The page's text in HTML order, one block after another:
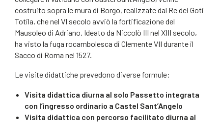
costruito sopra le mura di Borgo, realizzate dal Re dei Goti
Totila, che nel VI secolo avviò la fortificazione del
Mausoleo di Adriano. Ideato da Niccolò III nel XIII secolo,
ha visto la fuga rocambolesca di Clemente VII durante il
Sacco di Roma nel 1527.
Le visite didattiche prevedono diverse formule:
Visita didattica diurna al solo Passetto integrata
con l’ingresso ordinario a Castel Sant’Angelo
Visita didattica con percorso facilitato diurna al